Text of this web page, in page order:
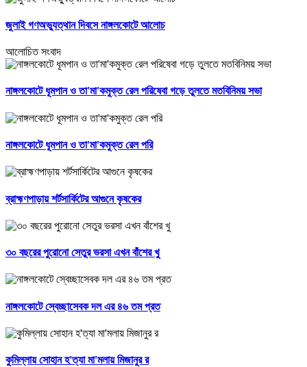
জুলাই গণঅভ্যুত্থান দিবসে নাঙ্গলকোটে আলোচ
আলোচিত সংবাদ
নাঙ্গলকোটে ধূমপান ও তা'মা'কমুক্ত রেল পরিষেবা গড়ে তুলতে মতবিনিময় সভা
নাঙ্গলকোটে ধূমপান ও তা'মা'কমুক্ত রেল পরি
ব্রাহ্মণপাড়ায় শর্টসার্কিটের আগুনে কৃষকের
৩০ বছরের পুরোনো সেতুর ভরসা এখন বাঁশের খু
নাঙ্গলকোটে স্বেচ্ছাসেবক দল এর ৪৬ তম প্রত
কুমিল্লায় সোহান হ'ত্যা মা'মলায় মিজানুর র